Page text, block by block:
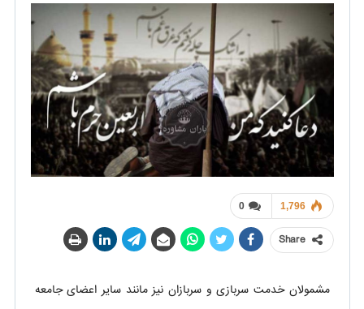
0 1,796
Share
مشمولان خدمت سربازی و سربازان نیز مانند سایر اعضای جامعه